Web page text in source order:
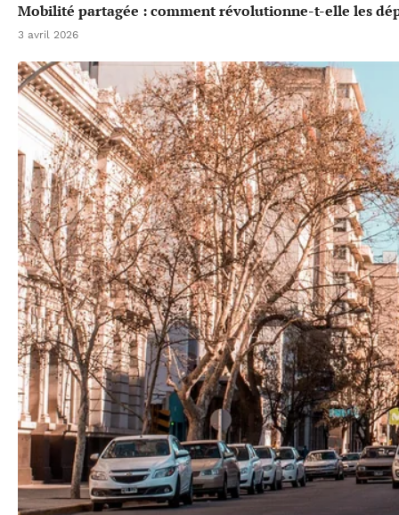
Mobilité partagée : comment révolutionne-t-elle les
3 avril 2026